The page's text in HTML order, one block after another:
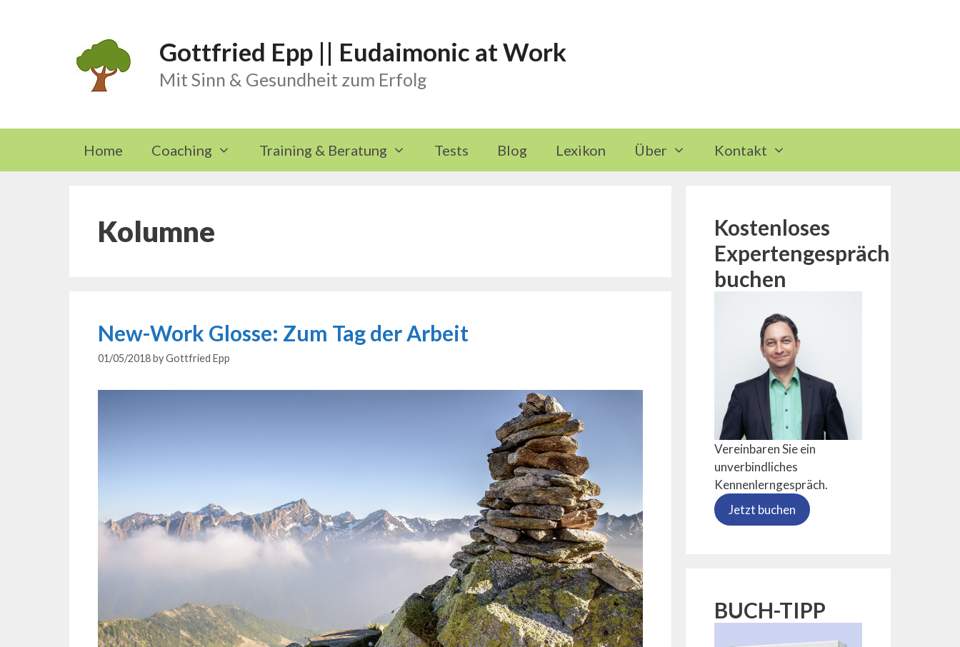
Gottfried Epp || Eudaimonic at Work
Mit Sinn & Gesundheit zum Erfolg
Home Coaching Training & Beratung Tests Blog Lexikon Über Kontakt
Kolumne
New-Work Glosse: Zum Tag der Arbeit
01/05/2018byGottfried Epp
Kostenloses
Expertengespräch
buchen
Vereinbaren Sie ein
unverbindliches
Kennenlerngespräch.
Jetzt buchen
BUCH-TIPP